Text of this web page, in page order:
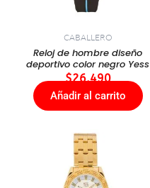
CABALLERO
Reloj de hombre diseño
deportivo color negro Yess
$26.490
Añadir al carrito